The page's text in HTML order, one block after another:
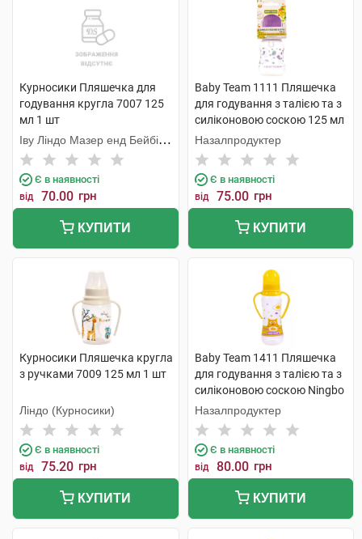
Курносики Пляшечка для
годування кругла 7007 125
мл 1 шт
Іву Ліндо Мазер енд Бейбі
Продактс
Є в наявності
від 70.00 грн
КУПИТИ
Baby Team 1111 Пляшечка
для годування з талією та з
силіконовою соскою 125 мл
1 шт
Назалпродуктер
Є в наявності
від 75.00 грн
КУПИТИ
Курносики Пляшечка кругла
з ручками 7009 125 мл 1 шт
Ліндо (Курносики)
Є в наявності
від 75.20 грн
КУПИТИ
Baby Team 1411 Пляшечка
для годування з талією та з
силіконовою соскою Ningbo
Raffini 250 мл 1 шт
Назалпродуктер
Є в наявності
від 80.00 грн
КУПИТИ